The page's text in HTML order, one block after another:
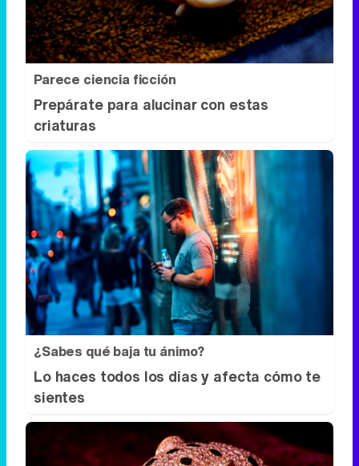
Parece ciencia ficción
Prepárate para alucinar con estas
criaturas
¿Sabes qué baja tu ánimo?
Lo haces todos los días y afecta cómo te
sientes